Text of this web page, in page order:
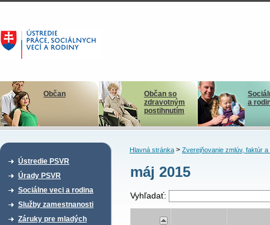
Občan
Občan so
zdravotným
postihnutím
a
Ústredie PSVR
Úrady PSVR
Sociálne veci a rodina
Služby zamestnanosti
Záruky pre mladých
Hlavná stránka> Zverejňovanie zmlúv, faktúr a
máj 2015
Vyhľadať: